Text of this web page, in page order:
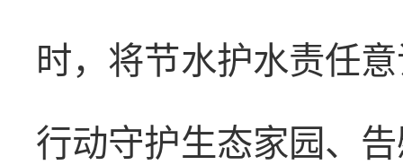
时，将节水护水责任
行动守护生态家园、